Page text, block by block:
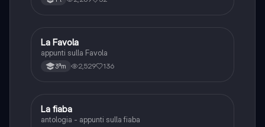
Italiano
La Favola
appunti sulla Favola
3ªm 2,529 136
Italiano
La fiaba
antologia - appunti sulla fiaba